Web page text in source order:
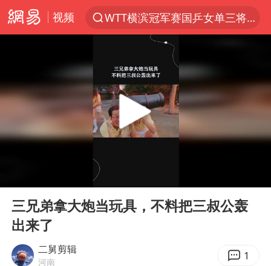
视频
WTT横滨冠军赛国乒女单三将晋级四强
光影经济撬动暑期消费新蓝海
白海豚将正面袭击贯穿浙江
杭州全市有序停课
黄金牛市回来了吗
酒店花洒现排泄物住客索赔遭拒
购飞机票7分钟后退票被扣2022元
Play
三兄弟拿大炮当玩具，不料把三叔公轰
出来了
二舅剪辑
河南 1